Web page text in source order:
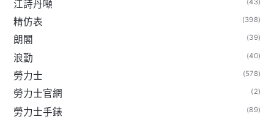
江詩丹噸
精仿表 (398)
朗閣 (39)
浪勤 (40)
勞力士 (578)
勞力士官網 (2)
勞力士手錶 (89)